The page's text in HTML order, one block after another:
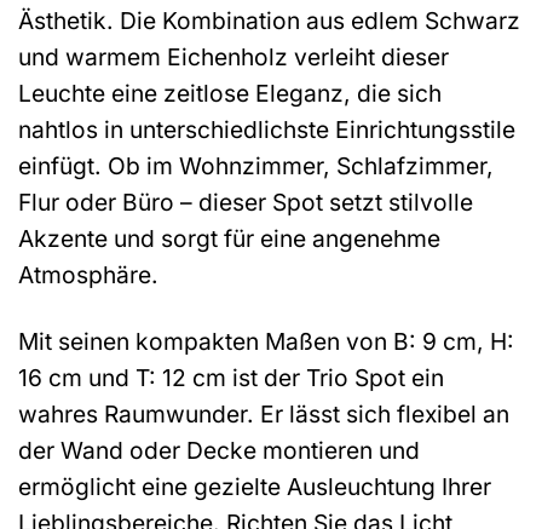
Ästhetik. Die Kombination aus edlem Schwarz
und warmem Eichenholz verleiht dieser
Leuchte eine zeitlose Eleganz, die sich
nahtlos in unterschiedlichste Einrichtungsstile
einfügt. Ob im Wohnzimmer, Schlafzimmer,
Flur oder Büro – dieser Spot setzt stilvolle
Akzente und sorgt für eine angenehme
Atmosphäre.
Mit seinen kompakten Maßen von B: 9 cm, H:
16 cm und T: 12 cm ist der Trio Spot ein
wahres Raumwunder. Er lässt sich flexibel an
der Wand oder Decke montieren und
ermöglicht eine gezielte Ausleuchtung Ihrer
Lieblingsbereiche. Richten Sie das Licht